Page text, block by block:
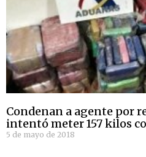
Condenan a agente por
intentó meter 157 kilos
5 de mayo de 2018